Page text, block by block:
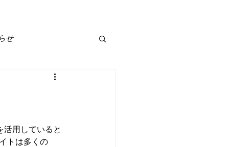
せ
活用していると
トは多くの